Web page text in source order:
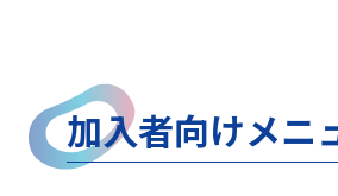
加入者向けメニ